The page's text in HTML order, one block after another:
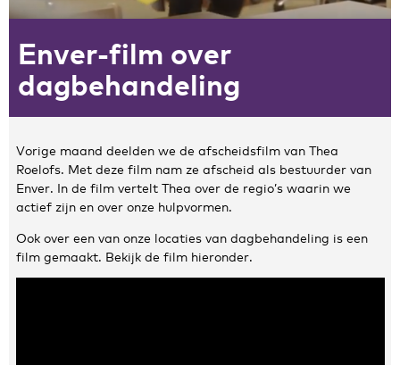
Algemeen
Nieuws
Persoonlijke informatie en privacy
Privacyverklaring website
Disclaimer
Contact
Enver-film over
dagbehandeling
Vorige maand deelden we de afscheidsfilm van Thea
Roelofs. Met deze film nam ze afscheid als bestuurder van
Enver. In de film vertelt Thea over de regio’s waarin we
actief zijn en over onze hulpvormen.
Ook over een van onze locaties van dagbehandeling is een
film gemaakt. Bekijk de film hieronder.